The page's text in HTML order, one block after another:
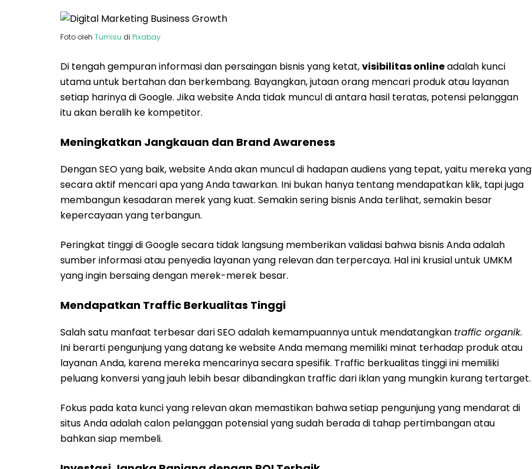
Foto oleh Tumisu di Pixabay
Di tengah gempuran informasi dan persaingan bisnis yang ketat,visibilitas onlineadalah kunci
utama untuk bertahan dan berkembang. Bayangkan, jutaan orang mencari produk atau layanan
setiap harinya di Google. Jika website Anda tidak muncul di antara hasil teratas, potensi pelanggan
itu akan beralih ke kompetitor.
Meningkatkan Jangkauan dan Brand Awareness
Dengan SEO yang baik, website Anda akan muncul di hadapan audiens yang tepat, yaitu mereka yang
secara aktif mencari apa yang Anda tawarkan. Ini bukan hanya tentang mendapatkan klik, tapi juga
membangun kesadaran merek yang kuat. Semakin sering bisnis Anda terlihat, semakin besar
kepercayaan yang terbangun.
Peringkat tinggi di Google secara tidak langsung memberikan validasi bahwa bisnis Anda adalah
sumber informasi atau penyedia layanan yang relevan dan terpercaya. Hal ini krusial untuk UMKM
yang ingin bersaing dengan merek-merek besar.
Mendapatkan Traffic Berkualitas Tinggi
Salah satu manfaat terbesar dari SEO adalah kemampuannya untuk mendatangkan traffic organik.
Ini berarti pengunjung yang datang ke website Anda memang memiliki minat terhadap produk atau
layanan Anda, karena mereka mencarinya secara spesifik. Traffic berkualitas tinggi ini memiliki
peluang konversi yang jauh lebih besar dibandingkan traffic dari iklan yang mungkin kurang tertarget.
Fokus pada kata kunci yang relevan akan memastikan bahwa setiap pengunjung yang mendarat di
situs Anda adalah calon pelanggan potensial yang sudah berada di tahap pertimbangan atau
bahkan siap membeli.